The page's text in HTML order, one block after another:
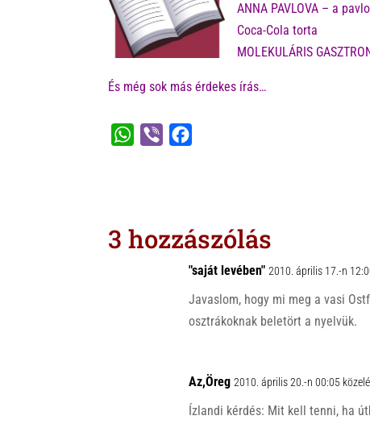
ANNA PAVLOVA – a
Coca-Cola torta
MOLEKULÁRIS
És még sok más érdekes írás…
W
A
o
o
k
3 hozzászólás
"saját levében" 2010. április 17.-n
Javaslom, hogy mi meg a vasi
osztrákoknak beletört a nyelvük.
Az,Öreg 2010. április 20.-n 00:05
Ízlandi kérdés: Mit kell tenni, ha